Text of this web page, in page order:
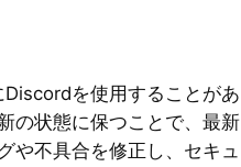
を使用することがあ
の状態に保つことで、最新
や不具合を修正し、セキュ